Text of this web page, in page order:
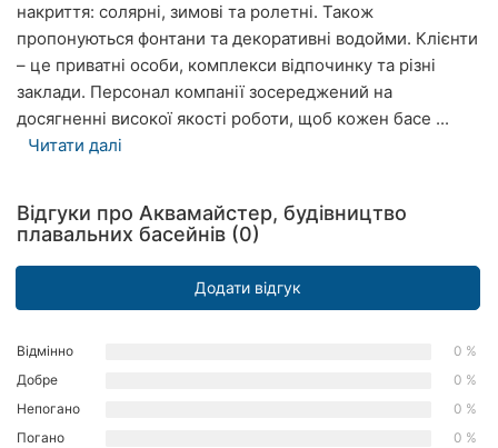
Кропивницький
Київ
Харків
Дніпро
Львів
Миколаїв
Херсон
накриття: солярні, зимові та ролетні. Також
пропонуються фонтани та декоративні водойми. Клієнти
– це приватні особи, комплекси відпочинку та різні
заклади. Персонал компанії зосереджений на
досягненні високої якості роботи, щоб кожен басе ...
Читати далі
Відгуки про Аквамайстер, будівництво
плавальних басейнів (0)
Додати відгук
Відмінно
0 %
Добре
0 %
Непогано
0 %
Погано
0 %